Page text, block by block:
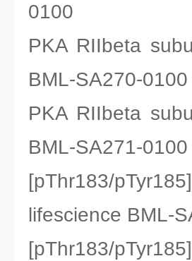
0100
PKA RIIbeta
BML-SA270-0100
PKA RIIbeta
BML-SA271-0100
[pThr183/
lifescience BML-
[pThr183/